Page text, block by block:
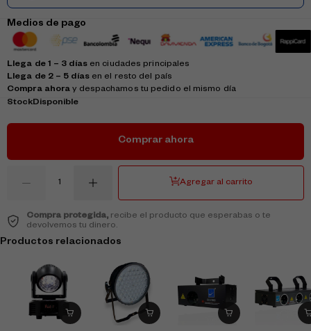
Medios de pago
Llega de 1 – 3 díasen ciudades principales
Llega de 2 – 5 díasen el resto del país
Compra ahora y despachamos tu pedido el mismo día
StockDisponible
Comprar ahora
Agregar al carrito
Compra protegida,recibe el producto que esperabas o te
devolvemos tu dinero.
Productos relacionados